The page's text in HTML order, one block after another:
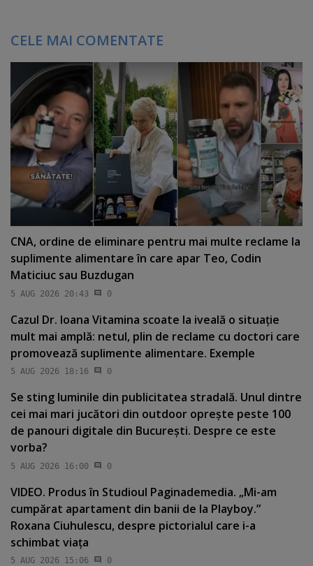
CELE MAI COMENTATE
CNA, ordine de eliminare pentru mai multe reclame la
suplimente alimentare în care apar Teo, Codin
Maticiuc sau Buzdugan
5 AUG 2026 20:43 0
Cazul Dr. Ioana Vitamina scoate la iveală o situaţie
mult mai amplă: netul, plin de reclame cu doctori care
promovează suplimente alimentare. Exemple
5 AUG 2026 18:16 0
Se sting luminile din publicitatea stradală. Unul dintre
cei mai mari jucători din outdoor opreşte peste 100
de panouri digitale din Bucureşti. Despre ce este
vorba?
5 AUG 2026 16:00 0
VIDEO. Produs în Studioul Paginademedia. „Mi-am
cumpărat apartament din banii de la Playboy.”
Roxana Ciuhulescu, despre pictorialul care i-a
schimbat viaţa
5 AUG 2026 15:06 0